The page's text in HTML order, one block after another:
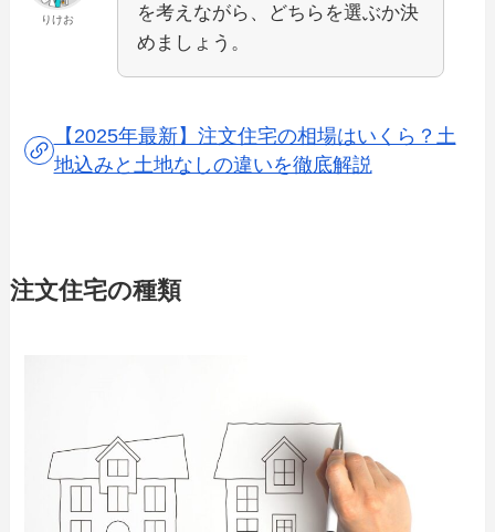
りけお
を考えながら、どちらを選ぶか決
めましょう。
【2025年最新】注文住宅の相場はいくら？土
地込みと土地なしの違いを徹底解説
注文住宅の種類